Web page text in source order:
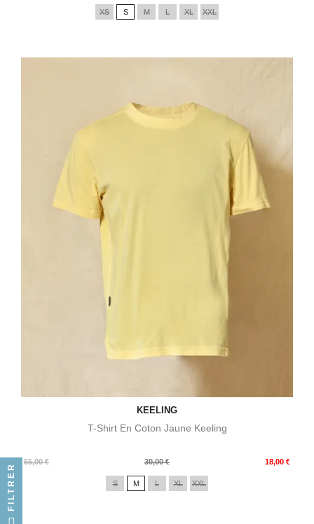
XS S M L XL XXL
KEELING
T-Shirt En Coton Jaune Keeling
55,00 €
Prix
30,00 € 18,00 €
Prix
S M L XL XXL
FILTRER